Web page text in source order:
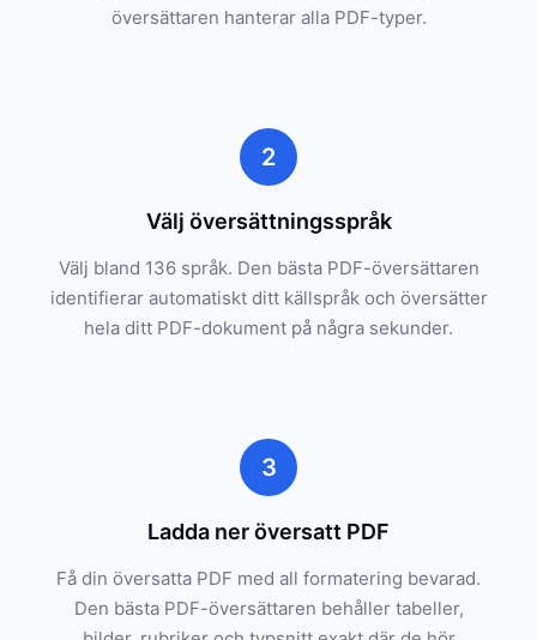
översättaren hanterar alla PDF-typer.
2
Välj översättningsspråk
Välj bland 136 språk. Den bästa PDF-översättaren
identifierar automatiskt ditt källspråk och översätter
hela ditt PDF-dokument på några sekunder.
3
Ladda ner översatt PDF
Få din översatta PDF med all formatering bevarad.
Den bästa PDF-översättaren behåller tabeller,